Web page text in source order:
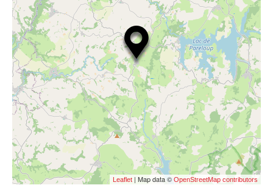
Leaflet | Map data © OpenStreetMap contributors